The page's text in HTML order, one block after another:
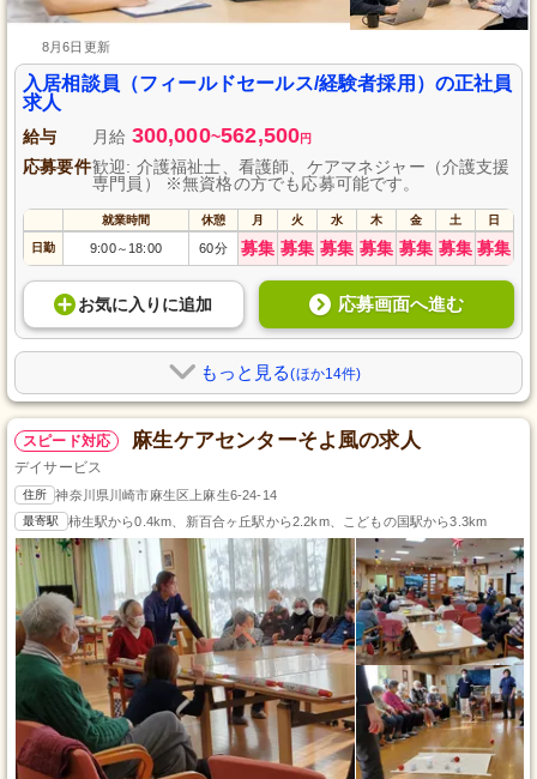
8月6日更新
入居相談員（フィールドセールス/経験者採用）の正社員
求人
給与 月給 300,000~562,500円
応募要件歓迎: 介護福祉士、看護師、ケアマネジャー（介護支援
専門員） ※無資格の方でも応募可能です。
就業時間 休憩 月 火 水 木 金 土 日
日勤 9:00～ 18:00 60分 募集 募集 募集 募集 募集 募集 募集
お気に入り に追加 応募画面へ進む
もっと見る(ほか14件)
スピード対応 麻生ケアセンターそよ風の求人
デイサービス
住所 神奈川県川崎市麻生区上麻生6-24-14
最寄駅 柿生駅から0.4km、新百合ヶ丘駅から2.2km、こどもの国駅から3.3km